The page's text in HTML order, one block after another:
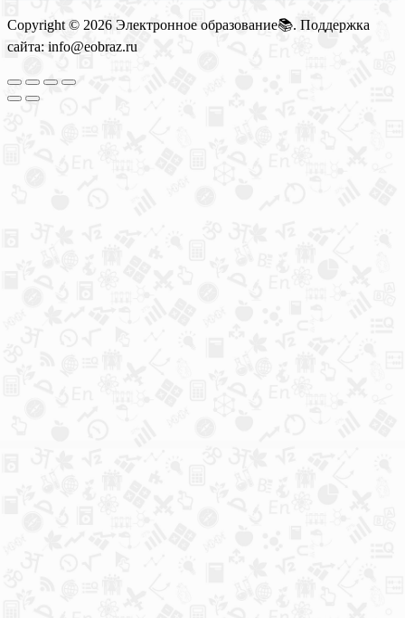
Copyright © 2026 Электронное образование📚. Поддержка
сайта: info@eobraz.ru